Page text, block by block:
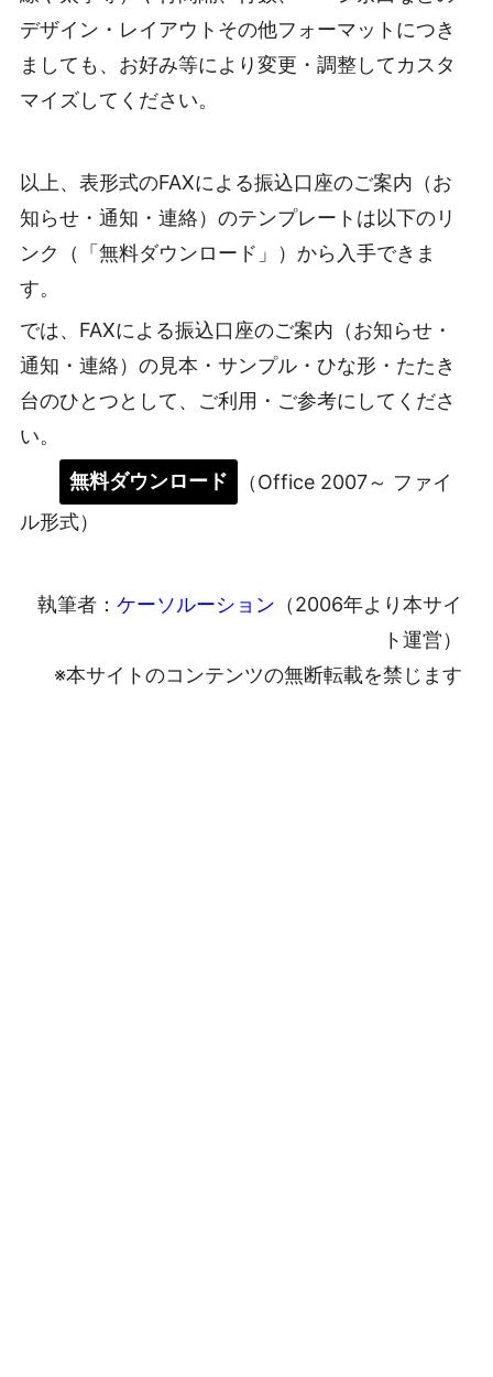
デザイン・レイアウトその他フォーマットにつき
ましても、お好み等により変更・調整してカスタ
マイズしてください。
以上、表形式のFAXによる振込口座のご案内（お
知らせ・通知・連絡）のテンプレートは以下のリ
ンク（「無料ダウンロード」）から入手できま
す。
では、FAXによる振込口座のご案内（お知らせ・
通知・連絡）の見本・サンプル・ひな形・たたき
台のひとつとして、ご利用・ご参考にしてくださ
い。
無料ダウンロード
（Office 2007～ ファイ
ル形式）
執筆者： ケーソルーション （2006年より本サイ
ト運営）
※本サイトのコンテンツの無断転載を禁じます